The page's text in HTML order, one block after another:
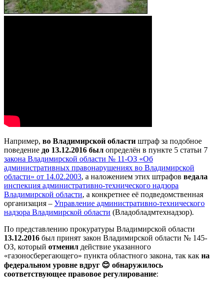
Например, во Владимирской области штраф за подобное
поведение до 13.12.2016 был определён в пункте 5 статьи 7
закона Владимирской области № 11-ОЗ «Об
административных правонарушениях во Владимирской
области» от 14.02.2003, а наложением этих штрафов ведала
инспекция административно-технического надзора
Владимирской области, а конкретнее её подведомственная
организация – Управление административно-технического
надзора Владимирской области (Владобладмтехнадзор).
По представлению прокуратуры Владимирской области
13.12.2016 был принят закон Владимирской области № 145-
ОЗ, который отменил действие указанного
«газоносберегающего» пункта областного закона, так как на
федеральном уровне вдруг 😊 обнаружилось
соответствующее правовое регулирование: